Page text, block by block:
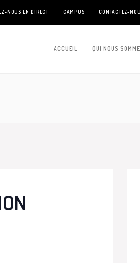
NOUS EN DIRECT CAMPUS CONTACTEZ-
ACCUEIL QUI NOUS